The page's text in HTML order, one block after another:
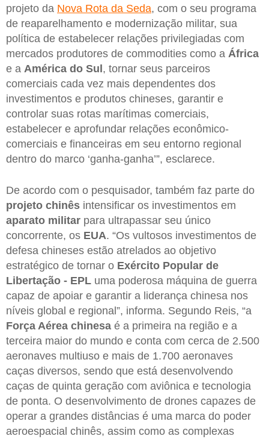
projeto da Nova Rota da Seda, com o seu programa
de reaparelhamento e modernização militar, sua
política de estabelecer relações privilegiadas com
mercados produtores de commodities como a África
e a América do Sul, tornar seus parceiros
comerciais cada vez mais dependentes dos
investimentos e produtos chineses, garantir e
controlar suas rotas marítimas comerciais,
estabelecer e aprofundar relações econômico-
comerciais e financeiras em seu entorno regional
dentro do marco ‘ganha-ganha’”, esclarece.
De acordo com o pesquisador, também faz parte do
projeto chinês intensificar os investimentos em
aparato militar para ultrapassar seu único
concorrente, os EUA. “Os vultosos investimentos de
defesa chineses estão atrelados ao objetivo
estratégico de tornar o Exército Popular de
Libertação - EPL uma poderosa máquina de guerra
capaz de apoiar e garantir a liderança chinesa nos
níveis global e regional”, informa. Segundo Reis, “a
Força Aérea chinesa é a primeira na região e a
terceira maior do mundo e conta com cerca de 2.500
aeronaves multiuso e mais de 1.700 aeronaves
caças diversos, sendo que está desenvolvendo
caças de quinta geração com aviônica e tecnologia
de ponta. O desenvolvimento de drones capazes de
operar a grandes distâncias é uma marca do poder
aeroespacial chinês, assim como as complexas